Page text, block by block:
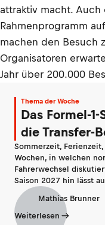
attraktiv macht.
Rahmenprogramm
machen den Besuch
Organisatoren
Jahr über 200.000
Thema der Woche
Das Formel-
die Transfer-
Sommerzeit,
Wochen, in welchen
Fahrerwechsel
Saison 2027 hin lässt
Mathias Brunner
Weiterlesen